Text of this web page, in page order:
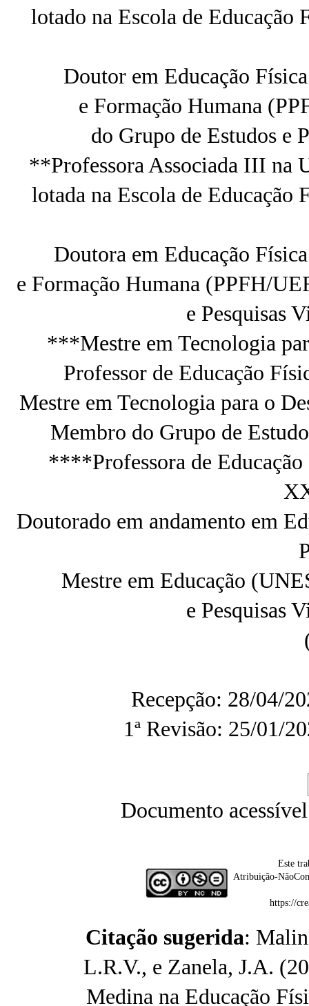
lotado na Escola de Educação
Doutor em Educação
e Formação Humana
do Grupo de Estudos e
**Professora Associada III na
lotada na Escola de Educação
Doutora em Educação
e Formação Humana (PPFH/
e Pesquisas
***Mestre em Tecnologia
Professor de Educação
Mestre em Tecnologia para o
Membro do Grupo de
****Professora de
Doutorado em andamento em
Mestre em Educação
e Pesquisas
Recepção: 28/04/
1ª Revisão: 25/01/
Documento
Este
Atribuição-
https://
Citação sugerida:
L.R.V., e Zanela, J.A.
Medina na Educação